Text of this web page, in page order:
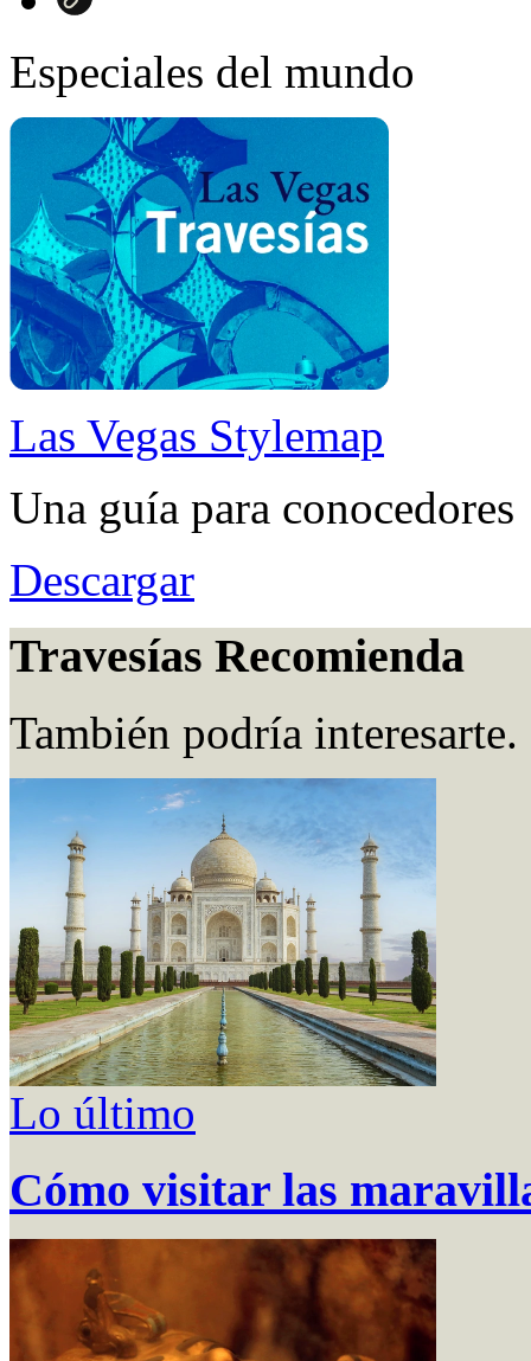
Especiales del mundo
Las Vegas Stylemap
Una guía para conocedores
Descargar
Travesías Recomienda
También podría interesarte.
Lo último
Cómo visitar las